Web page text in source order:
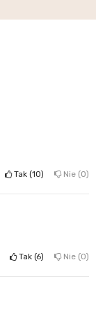
Tak 10 Nie 0
Tak 6 Nie 0